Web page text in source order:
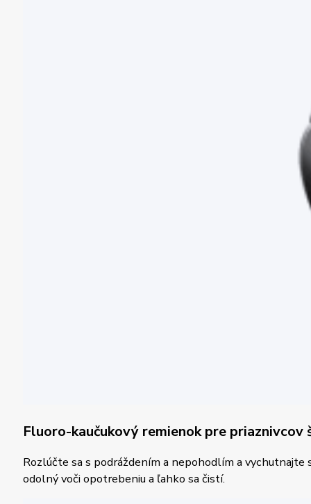
Fluoro-kaučukový remienok pre
Rozlúčte sa s podráždením a nepohodlím a
odolný voči opotrebeniu a ľahko sa čistí.